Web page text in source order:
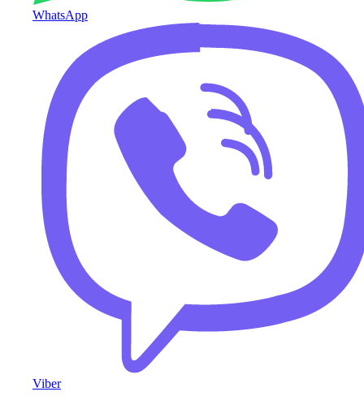
WhatsApp
Viber